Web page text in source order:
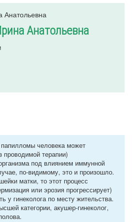
Анатольевна
человека может
проводимой терапии)
под влиянием иммунной
по-видимому, это и произошло.
матки, то этот процесс
или эрозия прогрессирует)
у гинеколога по месту жительства.
категории, акушер-гинеколог,